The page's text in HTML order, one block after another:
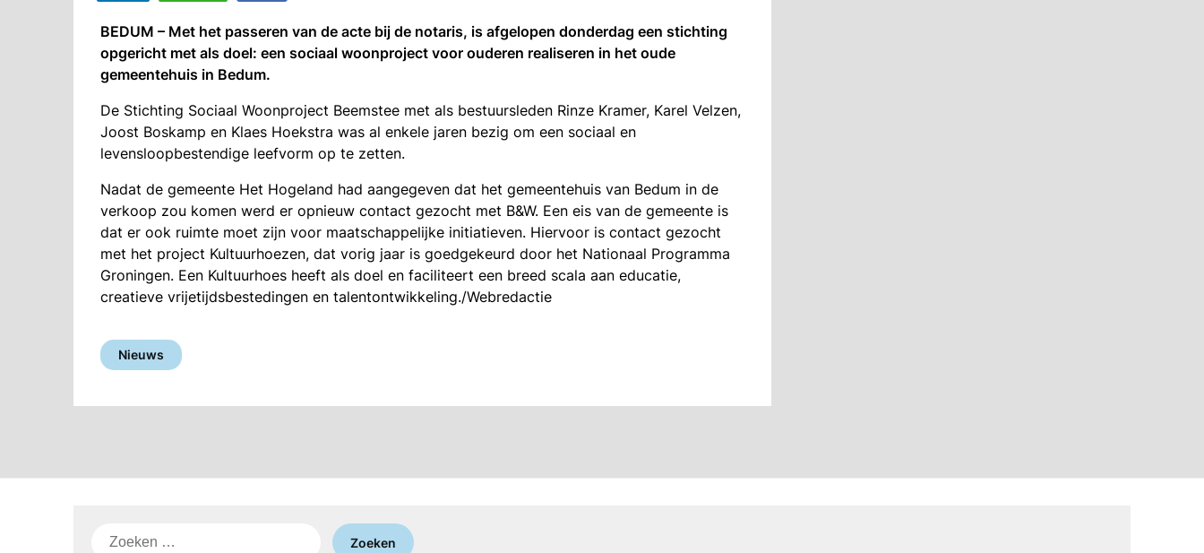
BEDUM – Met het passeren van de acte bij de notaris, is afgelopen donderdag een stichting
opgericht met als doel: een sociaal woonproject voor ouderen realiseren in het oude
gemeentehuis in Bedum.
De Stichting Sociaal Woonproject Beemstee met als bestuursleden Rinze Kramer, Karel Velzen,
Joost Boskamp en Klaes Hoekstra was al enkele jaren bezig om een sociaal en
levensloopbestendige leefvorm op te zetten.
Nadat de gemeente Het Hogeland had aangegeven dat het gemeentehuis van Bedum in de
verkoop zou komen werd er opnieuw contact gezocht met B&W. Een eis van de gemeente is
dat er ook ruimte moet zijn voor maatschappelijke initiatieven. Hiervoor is contact gezocht
met het project Kultuurhoezen, dat vorig jaar is goedgekeurd door het Nationaal Programma
Groningen. Een Kultuurhoes heeft als doel en faciliteert een breed scala aan educatie,
creatieve vrijetijdsbestedingen en talentontwikkeling./Webredactie
Nieuws
Zoeken